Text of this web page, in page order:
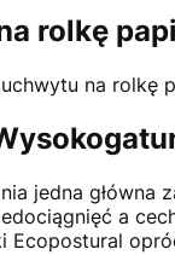
rolkę
na
jedna główna
a
Ecopostural